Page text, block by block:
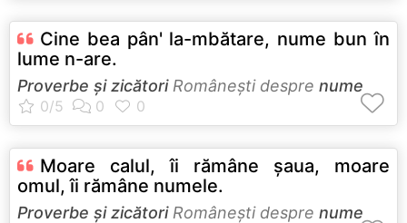
Cine bea pân' la-mbătare, nume bun în
lume n-are.
Proverbe și zicătoriRomâneşti despre nume
Moare calul, îi rămâne şaua, moare
omul, îi rămâne numele.
Proverbe și zicătoriRomâneşti despre nume